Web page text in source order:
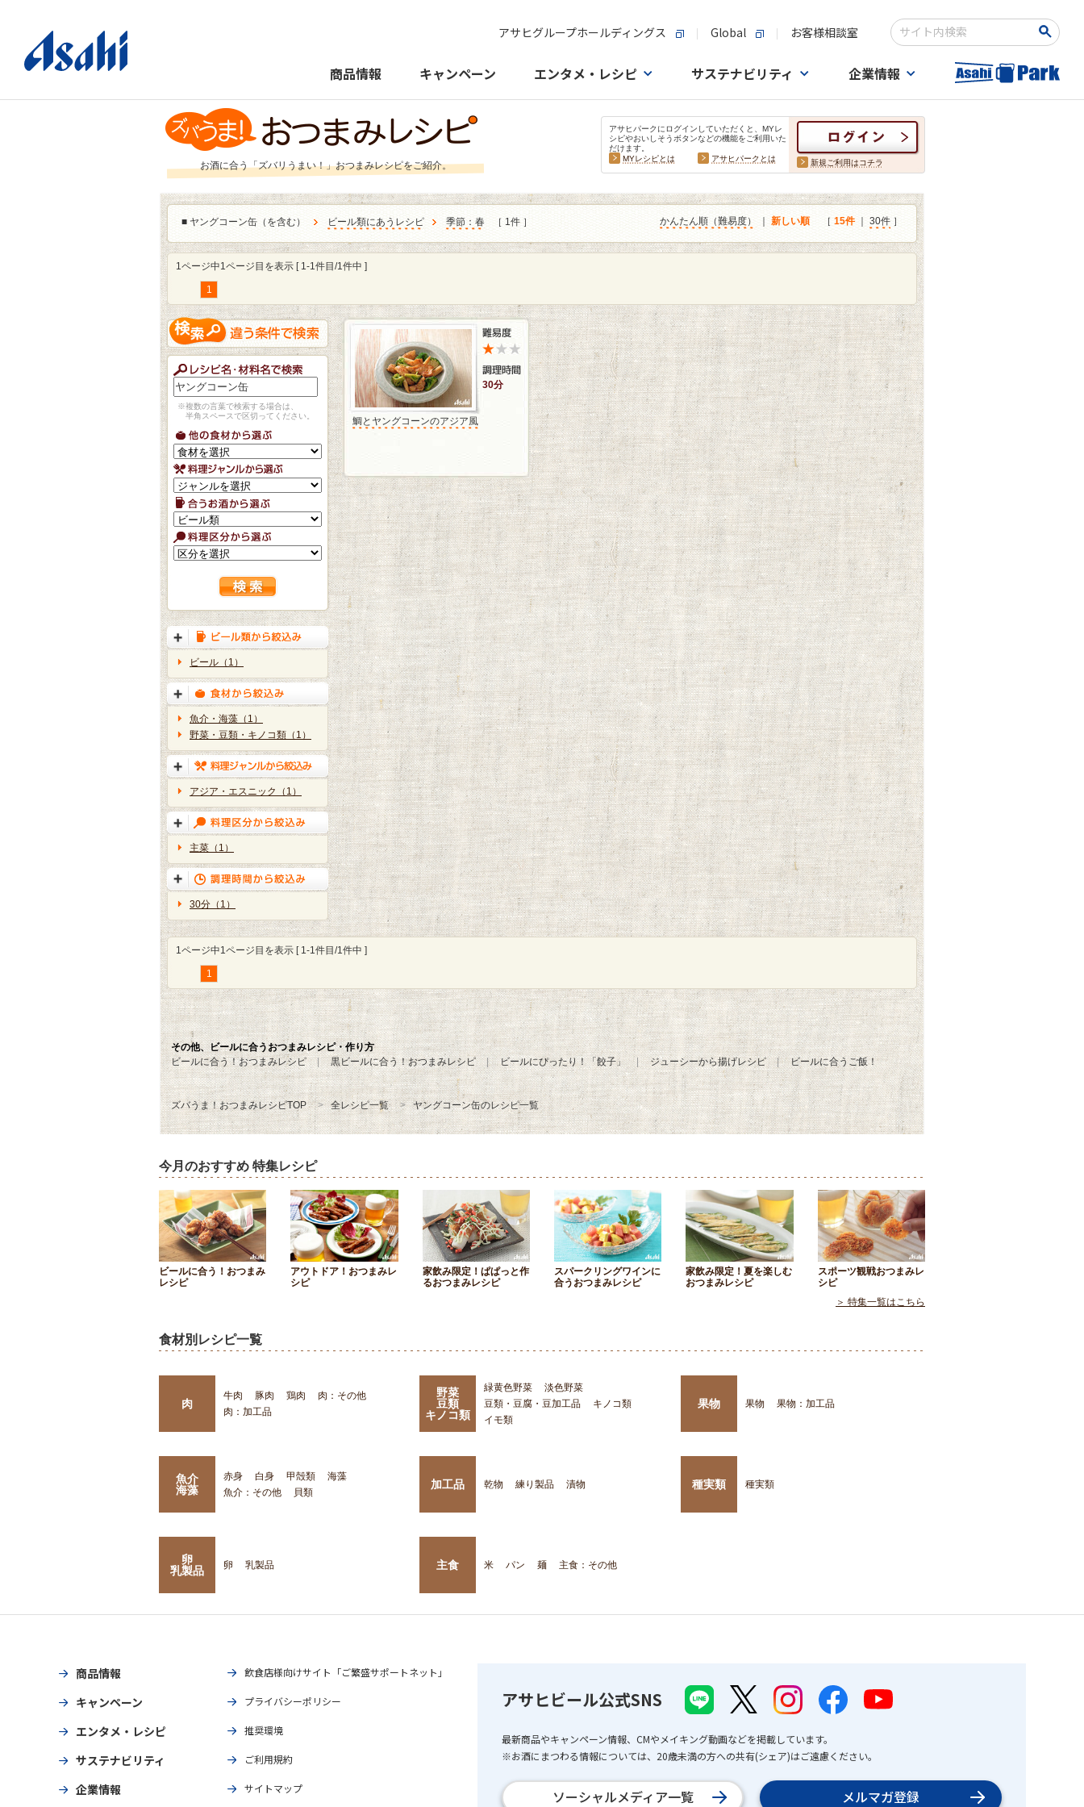
アサヒグループホールディングス Global お客様相談室
検索キーワード入力
商品情報 キャンペーン エンタメ・レシピ サステナビリティ 企業情報
お酒に合う「ズバリうまい！」おつまみレシピをご紹介。
アサヒパークにログインしていただくと、MYレ
シピやおいしそうボタンなどの機能をご利用いた
だけます。
MYレシピとは
アサヒパークとは 新規ご利用はコチラ
■ ヤングコーン缶（を含む） ビール類にあうレシピ 季節：春 ［ 1件 ］ かんたん順（難易度） 新しい順 ［ 15件｜ 30件 ］
1ページ中1ページ目を表示 [ 1-1件目/1件中 ]
1
※複数の言葉で検索する場合は、
半角スペースで区切ってください。
ビール（1）
魚介・海藻（1）
野菜・豆類・キノコ類（1）
アジア・エスニック（1）
主菜（1）
30分（1）
30分
鯛とヤングコーンのアジア風
1ページ中1ページ目を表示 [ 1-1件目/1件中 ]
1
その他、ビールに合うおつまみレシピ・作り方
ビールに合う！おつまみレシピ
黒ビールに合う！おつまみレシピ ビールにぴったり！「餃子」 ジューシーから揚げレシピ ビールに合うご飯！
ズバうま！おつまみレシピTOP 全レシピ一覧 ヤングコーン缶のレシピ一覧
今月のおすすめ 特集レシピ
ビールに合う！おつまみ
レシピ
アウトドア！おつまみレ
シピ
家飲み限定！ぱぱっと作
るおつまみレシピ
スパークリングワインに
合うおつまみレシピ
家飲み限定！夏を楽しむ
おつまみレシピ
スポーツ観戦おつまみレ
シピ
＞ 特集一覧はこちら
食材別レシピ一覧
肉
牛肉 豚肉 鶏肉
肉：その他
肉：加工品
野菜
豆類
キノコ類
緑黄色野菜
淡色野菜
豆類・豆腐・豆加工品
キノコ類
イモ類
果物 果物 果物：加工品
魚介
海藻
赤身 白身 甲殻類
海藻
魚介：その他
貝類
加工品 乾物 練り製品 漬物 種実類 種実類
卵
乳製品
卵 乳製品 主食 米 パン 麺 主食：その他
商品情報
キャンペーン
エンタメ・レシピ
サステナビリティ
企業情報
飲食店様向けサイト「ご繁盛サポートネット」
プライバシーポリシー
推奨環境
ご利用規約
サイトマップ
アサヒビール公式SNS
最新商品やキャンペーン情報、CMやメイキング動画などを掲載しています。
※お酒にまつわる情報については、20歳未満の方への共有(シェア)はご遠慮ください。
ソーシャルメディア一覧 メルマガ登録